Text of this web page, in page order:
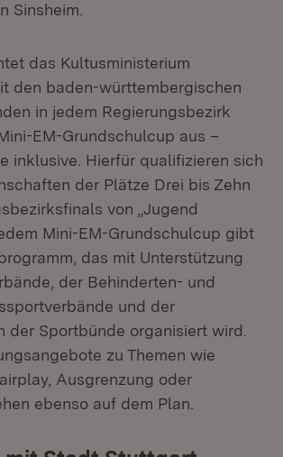
Sinsheim.
das Kultusministerium
den baden-württembergischen
in jedem Regierungsbezirk
EM-Grundschulcup aus –
inklusive. Hierfür qualifizieren sich
der Plätze Drei bis Zehn
von „Jugend
Mini-EM-Grundschulcup gibt
das mit Unterstützung
der Behinderten- und
und der
der Sportbünde organisiert wird.
zu Themen wie
Ausgrenzung oder
ebenso auf dem Plan.